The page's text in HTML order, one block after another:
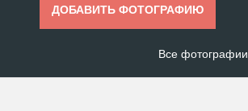
ДОБАВИТЬ ФОТОГРАФИЮ
Все фотографии